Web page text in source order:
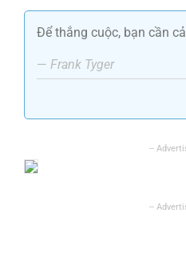
Để thắng cuộc, bạn cần
— Frank Tyger